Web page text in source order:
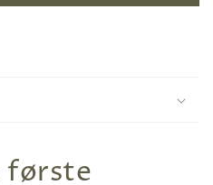
første